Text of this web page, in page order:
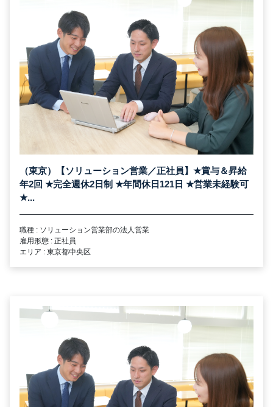
（東京）【ソリューション営業／正社員】 ★賞与＆昇給
年2回 ★完全週休2日制 ★年間休日121日 ★営業未経験可
★...
職種 : ソリューション営業部の法人営業
雇用形態 : 正社員
エリア : 東京都中央区